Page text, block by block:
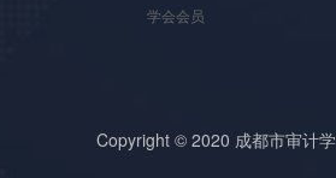
学会会员
Copyright © 2020 成都市审计